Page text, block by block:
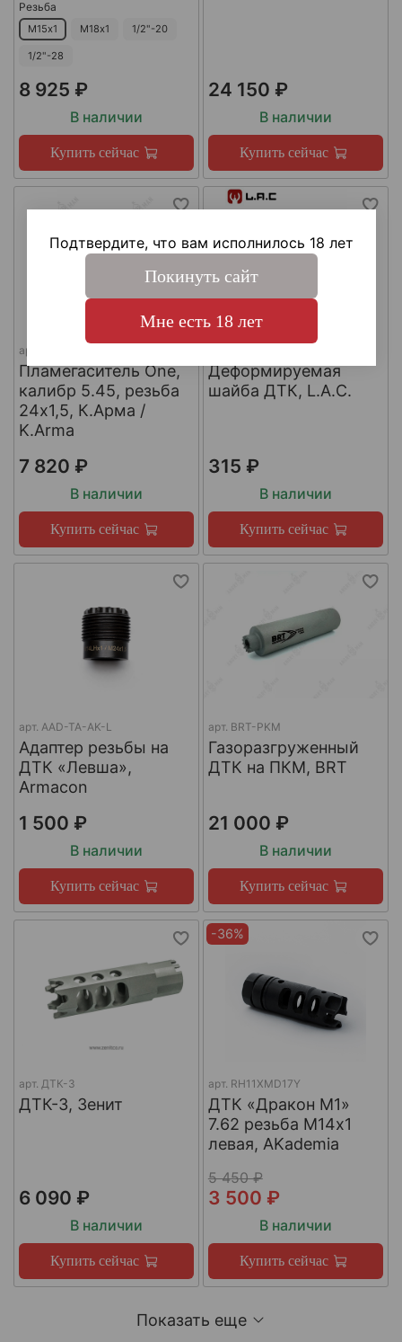
Резьба
М15х1 М18х1 1/2"-20
1/2"-28
8 925 ₽
В наличии
Купить сейчас
24 150 ₽
В наличии
Купить сейчас
арт.
Пламегаситель One,
калибр 5.45, резьба
24х1,5, К.Арма /
K.Arma
7 820 ₽
В наличии
Купить сейчас
Деформируемая
шайба ДТК, L.A.C.
315 ₽
В наличии
Купить сейчас
арт. AAD-TA-AK-L
Адаптер резьбы на
ДТК «Левша»,
Armacon
1 500 ₽
В наличии
Купить сейчас
арт. BRT-PKM
Газоразгруженный
ДТК на ПКМ, BRT
21 000 ₽
В наличии
Купить сейчас
арт. ДТК-3
ДТК-3, Зенит
6 090 ₽
В наличии
Купить сейчас
-36%
арт. RH11XMD17Y
ДТК «Дракон М1»
7.62 резьба М14х1
левая, AKademia
5 450 ₽
3 500 ₽
В наличии
Купить сейчас
Показать еще
Подтвердите, что вам исполнилось 18 лет
Покинуть сайт
Мне есть 18 лет